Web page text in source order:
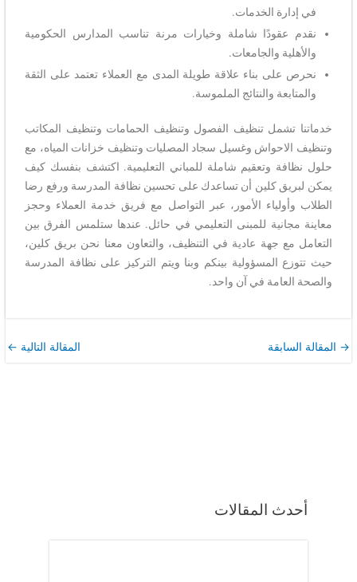
أحدث المقالات
في إدارة الخدمات.
نقدم عقودًا شاملة وخيارات مرنة تناسب المدارس الحكومية
والأهلية والجامعات.
نحرص على بناء علاقة طويلة المدى مع العملاء تعتمد على الثقة
والمتابعة والنتائج الملموسة.
خدماتنا تشمل تنظيف الفصول وتنظيف الحمامات وتنظيف المكاتب
وتنظيف الاحواش وغسيل سجاد المصليات وتنظيف خزانات المياه، مع
حلول نظافة وتعقيم شاملة للمباني التعليمية. اكتشف بنفسك كيف
يمكن لبريق كلين أن تساعدك على تحسين نظافة المدرسة ورفع رضا
الطلاب وأولياء الأمور، عبر التواصل مع فريق خدمة العملاء وحجز
معاينة مجانية للمبنى التعليمي في حائل. عندها ستلمس الفرق بين
التعامل مع جهة عادية في التنظيف، والتعاون معنا نحن بريق كلين،
حيث تتوزع المسؤولية بينكم وبنا ويتم التركيز على نظافة المدرسة
والصحة العامة في آن واحد.
→ المقالة السابقة المقالة التالية ←